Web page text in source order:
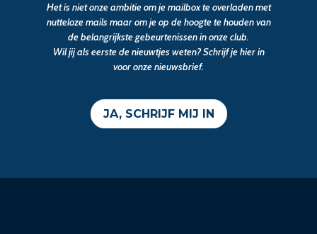
Het is niet onze ambitie om je mailbox te overladen met
nutteloze mails maar om je op de hoogte te houden van
de belangrijkste gebeurtenissen in onze club.
Wil jij als eerste de nieuwtjes weten? Schrijf je hier in
voor onze nieuwsbrief.
JA, SCHRIJF MIJ IN